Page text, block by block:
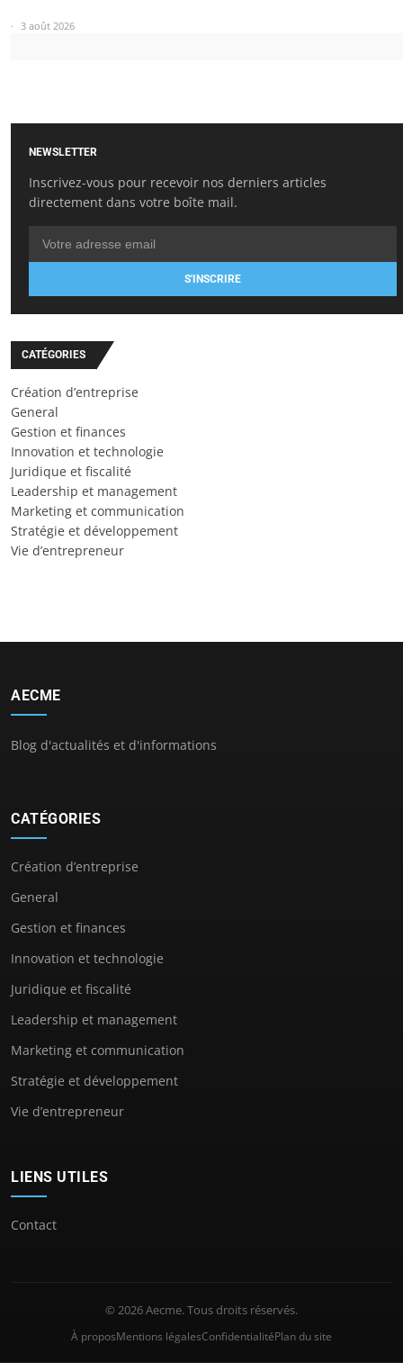
3 août 2026
NEWSLETTER
Inscrivez-vous pour recevoir nos derniers articles
directement dans votre boîte mail.
S'INSCRIRE
CATÉGORIES
Création d’entreprise
General
Gestion et finances
Innovation et technologie
Juridique et fiscalité
Leadership et management
Marketing et communication
Stratégie et développement
Vie d’entrepreneur
AECME
Blog d'actualités et d'informations
CATÉGORIES
Création d’entreprise
General
Gestion et finances
Innovation et technologie
Juridique et fiscalité
Leadership et management
Marketing et communication
Stratégie et développement
Vie d’entrepreneur
LIENS UTILES
Contact
© 2026 Aecme. Tous droits réservés.
À proposMentions légalesConfidentialitéPlan du site